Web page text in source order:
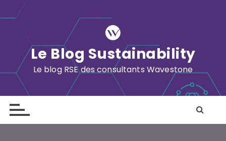
k
o
Le Blog Sustainability
Le blog RSE des consultants Wavestone